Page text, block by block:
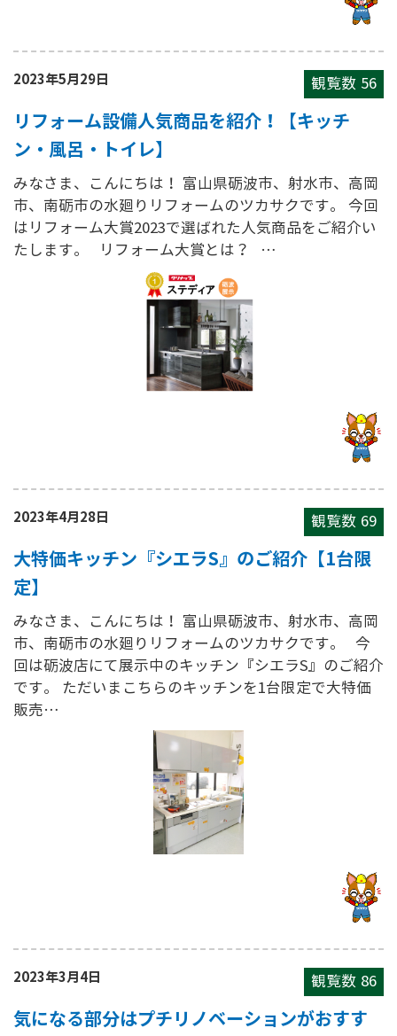
2023年5月29日 観覧数 56
リフォーム設備人気商品を紹介！【キッチ
ン・風呂・トイレ】
みなさま、こんにちは！ 富山県砺波市、射水市、高岡
市、南砺市の水廻りリフォームのツカサクです。 今回
はリフォーム大賞2023で選ばれた人気商品をご紹介い
たします。 リフォーム大賞とは？ …
2023年4月28日 観覧数 69
大特価キッチン『シエラS』のご紹介【1台限
定】
みなさま、こんにちは！ 富山県砺波市、射水市、高岡
市、南砺市の水廻りリフォームのツカサクです。 今
回は砺波店にて展示中のキッチン『シエラS』のご紹介
です。 ただいまこちらのキッチンを1台限定で大特価
販売…
2023年3月4日 観覧数 86
気になる部分はプチリノベーションがおすす